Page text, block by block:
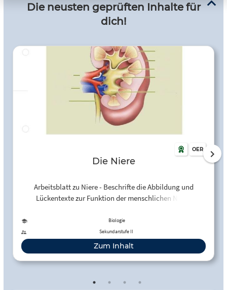
Die neusten geprüften Inhalte für
dich!
OER
Die Niere
Arbeitsblatt zu Niere - Beschrifte die Abbildung und
Lückentexte zur Funktion der menschlichen Niere.
Biologie
Sekundarstufe II
Zum Inhalt